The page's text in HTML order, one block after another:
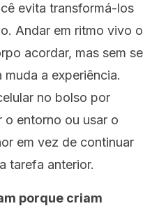
evita transformá-los
Andar em ritmo vivo o
acordar, mas sem se
a experiência.
no bolso por
o entorno ou usar o
em vez de continuar
tarefa anterior.
porque criam